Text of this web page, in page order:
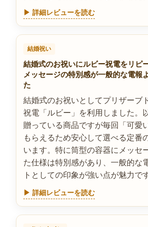
▶ 詳細レビューを読む
結婚祝い
結婚式のお祝いにルビー祝電をリピ
メッセージの特別感が一般的な電報
た
結婚式のお祝いとしてプリザーブ
祝電「ルビー」を利用しました。
贈っている商品ですが毎回「可愛
もらえるため安心して選べる定番
います。特に筒型の容器にメッセ
た仕様は特別感があり、一般的な
トとしての印象が強い点が魅力で
▶ 詳細レビューを読む